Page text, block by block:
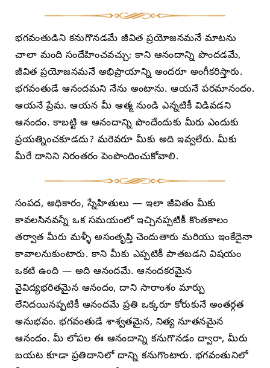
భగవంతుడిని కనుగొనడమే జీవిత ప్రయోజనమనే మాటను
చాలా మంది సందేహించవచ్చు; కాని ఆనందాన్ని పొందడమే,
జీవిత ప్రయోజనమనే అభిప్రాయాన్ని అందరూ అంగీకరిస్తారు.
భగవంతుడే ఆనందమని నేను అంటాను. ఆయనే పరమానందం.
ఆయనే ప్రేమ. ఆయన మీ ఆత్మ నుండి ఎన్నటికీ విడివడని
ఆనందం. కాబట్టి ఆ ఆనందాన్ని పొందేందుకు మీరు ఎందుకు
ప్రయత్నించకూడదు? మరెవరూ మీకు అది ఇవ్వలేరు. మీకు
మీరే దానిని నిరంతరం పెంపొందించుకోవాలి.
సంపద, అధికారం, స్నేహితులు — ఇలా జీవితం మీకు
కావలసినవన్నీ ఒక సమయంలో ఇచ్చినప్పటికీ కొంతకాలం
తర్వాత మీరు మళ్ళీ అసంతృప్తి చెందుతారు మరియు ఇంకేదైనా
కావాలనుకుంటారు. కాని మీకు ఎప్పటికీ పాతబడని విషయం
ఒకటి ఉంది — అది ఆనందమే. ఆనందకరమైన
వైవిద్యభరితమైన ఆనందం, దాని సారాంశం మార్పు
లేనిదయినప్పటికీ ఆనందమే ప్రతి ఒక్కరూ కోరుకునే అంతర్గత
అనుభవం. భగవంతుడే శాశ్వతమైన, నిత్య నూతనమైన
ఆనందం. మీ లోపల ఈ ఆనందాన్ని కనుగొనడం ద్వారా, మీరు
బయట కూడా ప్రతిదానిలో దాన్ని కనుగొంటారు. భగవంతునిలో